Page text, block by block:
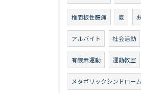
椎間板性腰痛 夏
アルバイト 社会活動
有酸素運動 運動教室
メタボリックシンドローム